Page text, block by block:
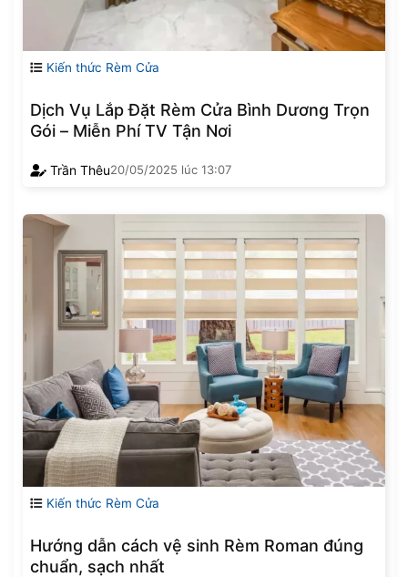
Kiến thức Rèm Cửa
Dịch Vụ Lắp Đặt Rèm Cửa Bình Dương Trọn
Gói – Miễn Phí TV Tận Nơi
Trần Thêu20/05/2025 lúc 13:07
Kiến thức Rèm Cửa
Hướng dẫn cách vệ sinh Rèm Roman đúng
chuẩn, sạch nhất